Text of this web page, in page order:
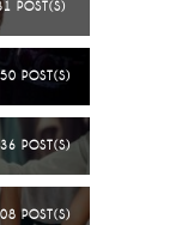
POST(S)
POST(S)
POST(S)
POST(S)